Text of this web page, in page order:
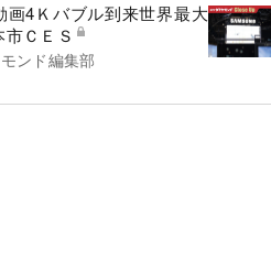
画4Ｋバブル到来世界最大
ＣＥＳ
ンド編集部